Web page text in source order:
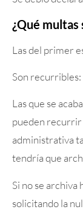
¿Qué
Las del primer
Son recurribles:
Las que se
pueden recurrir
administrativa
tendría que
Si no se archiva
solicitando la